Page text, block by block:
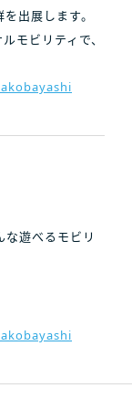
出展します。
モビリティで、
遊べるモビリ